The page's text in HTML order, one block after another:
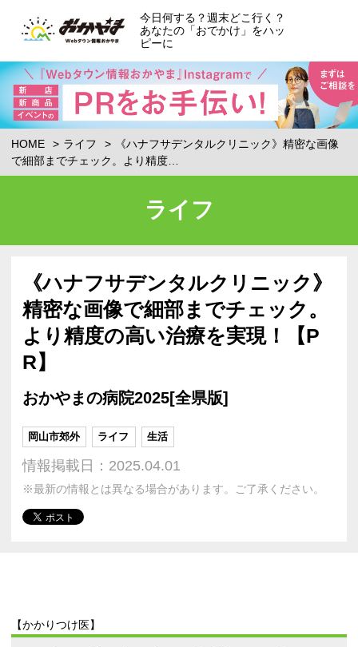
今日何する？週末どこ行く？
あなたの「おでかけ」をハッ
ピーに
HOME ライフ
《ハナフサデンタルクリニック》精密な画像
で細部までチェック。より精度…
ライフ
《ハナフサデンタルクリニック》
精密な画像で細部までチェック。
より精度の高い治療を実現！【P
R】
おかやまの病院2025[全県版]
岡山市郊外 ライフ 生活
情報掲載日：2025.04.01
※最新の情報とは異なる場合があります。ご了承ください。
【かかりつけ医】